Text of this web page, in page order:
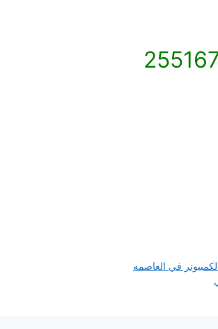
في العاصمه